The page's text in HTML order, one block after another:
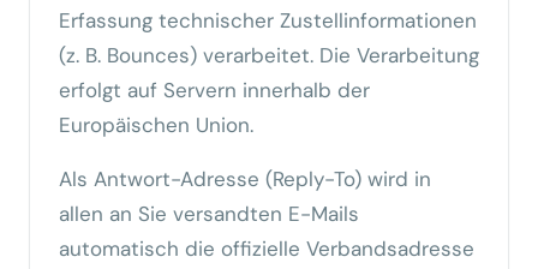
Erfassung technischer Zustellinformationen
(z. B. Bounces) verarbeitet. Die Verarbeitung
erfolgt auf Servern innerhalb der
Europäischen Union.
Als Antwort-Adresse (Reply-To) wird in
allen an Sie versandten E-Mails
automatisch die offizielle Verbandsadresse